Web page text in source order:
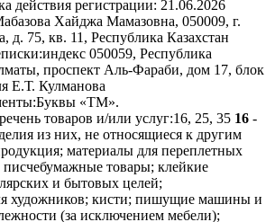
действия регистрации: 21.06.2026
Хайджа Мамазовна, 050009, г.
д. 75, кв. 11, Республика Казахстан
индекс 050059, Республика
проспект Аль-Фараби, дом 17, блок
Е.Т. Кулманова
Буквы «ТМ».
товаров и/или услуг:16, 25, 35 16 -
из них, не относящиеся к другим
материалы для переплетных
товары; клейкие
и бытовых целей;
художников; кисти; пишущие машины и
(за исключением мебели);